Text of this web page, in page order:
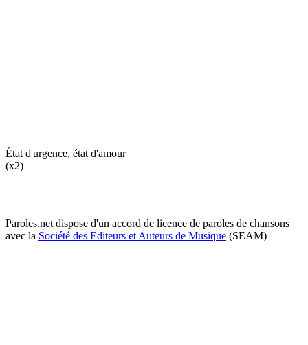
État d'urgence, état d'amour
(x2)
Paroles.net dispose d'un accord de licence de paroles de chansons
avec la Société des Editeurs et Auteurs de Musique (SEAM)